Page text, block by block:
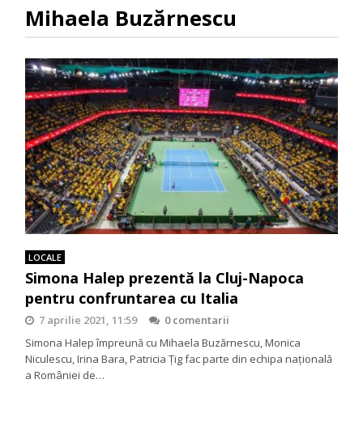
Mihaela Buzărnescu
LOCALE
Simona Halep prezentă la Cluj-Napoca
pentru confruntarea cu Italia
7 aprilie 2021, 11:59
0 comentarii
Simona Halep împreună cu Mihaela Buzărnescu, Monica
Niculescu, Irina Bara, Patricia Ţig fac parte din echipa națională
a României de…